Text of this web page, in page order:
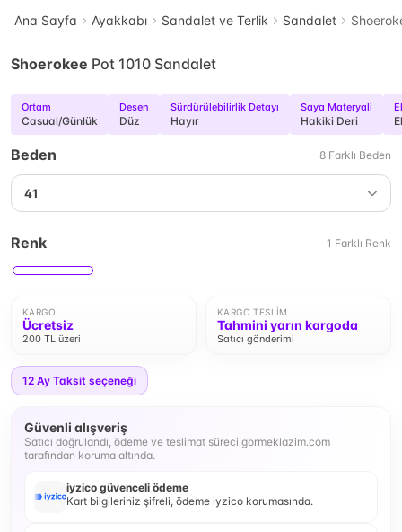
Ana Sayfa Ayakkabı Sandalet ve Terlik Sandalet
Shoerokee Pot 1010 Sandalet
Ortam
Casual/Günlük
Desen
Düz
Sürdürülebilirlik Detayı
Hayır
Saya Materyali
Hakiki Deri
Beden 8 Farklı Beden
41
Renk 1 Farklı Renk
KARGO
Ücretsiz
200 TL üzeri
KARGO TESLIM
Tahmini yarın kargoda
Satıcı gönderimi
12 Ay Taksit seçeneği
Güvenli alışveriş
Satıcı doğrulandı, ödeme ve teslimat süreci gormeklazim.com
tarafından koruma altında.
iyzico güvenceli ödeme
Kart bilgileriniz şifreli, ödeme iyzico korumasında.